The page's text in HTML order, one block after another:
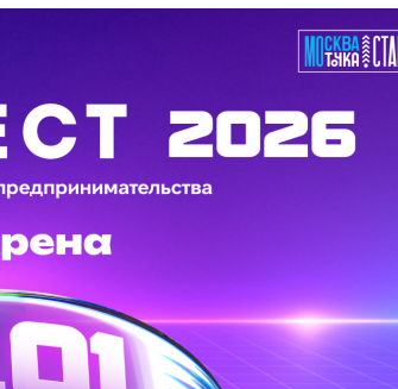
– Сервису»
ул. Главная, 99